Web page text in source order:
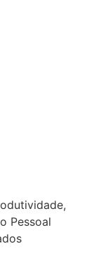
Pessoal